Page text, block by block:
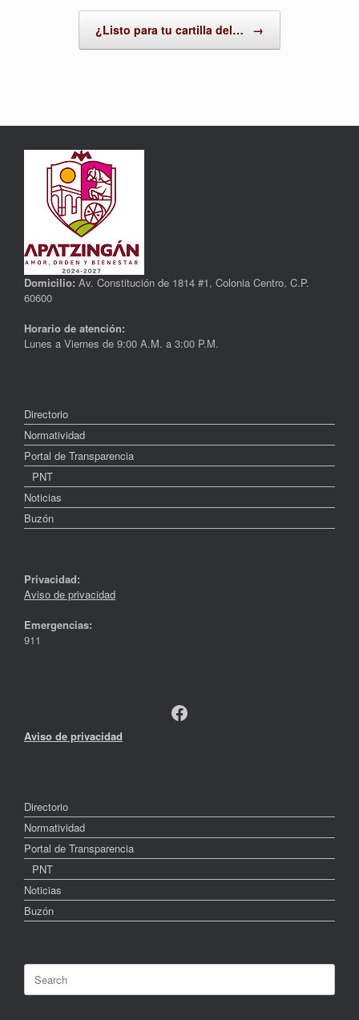
¿Listo para tu cartilla del… →
Domicilio: Av. Constitución de 1814 #1, Colonia Centro, C.P.
60600
Horario de atención:
Lunes a Viernes de 9:00 A.M. a 3:00 P.M.
Directorio
Normatividad
Portal de Transparencia
PNT
Noticias
Buzón
Privacidad:
Aviso de privacidad
Emergencias:
911
Facebook
Aviso de privacidad
Directorio
Normatividad
Portal de Transparencia
PNT
Noticias
Buzón
for: